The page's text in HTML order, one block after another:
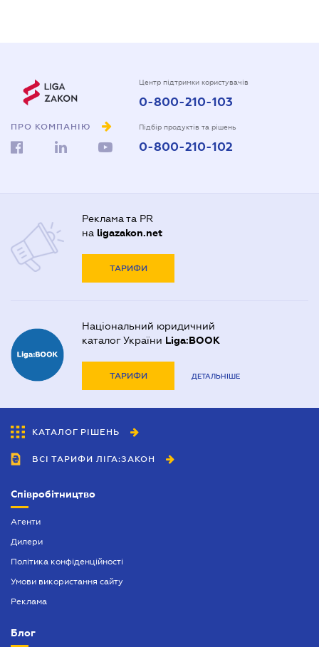
ПРО КОМПАНІЮ
Центр підтримки користувачів
0-800-210-103
Підбір продуктів та рішень
0-800-210-102
Реклама та PR
на ligazakon.net
ТАРИФИ
Національний юридичний
каталог України Liga:BOOK
ТАРИФИ ДЕТАЛЬНІШЕ
КАТАЛОГ РІШЕНЬ
ВСІ ТАРИФИ ЛІГА:ЗАКОН
Співробітництво
Агенти
Дилери
Політика конфіденційності
Умови використання сайту
Реклама
Блог